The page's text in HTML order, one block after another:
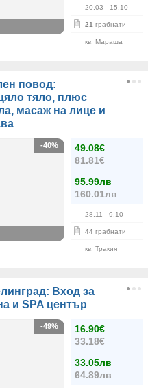
20.03 - 15.10
21 грабнати
кв. Мараша
повод:
тяло, плюс
масаж на лице и
49.08€
81.81€
95.99лв
160.01лв
28.11 - 9.10
44 грабнати
кв. Тракия
-40%
Вход за
и SPA център
16.90€
33.18€
33.05лв
64.89лв
-49%